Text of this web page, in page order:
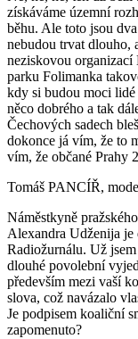
získáváme územní
běhu. Ale toto jsou
nebudou trvat dlouho,
neziskovou organizací
parku Folimanka
kdy si budou moci
něco dobrého a tak
Čechových sadech
dokonce já vím, že to
vím, že občané Prahy
Tomáš PANCÍŘ,
Náměstkyně
Alexandra Udženija je
Radiožurnálu. Už
dlouhé povolební
především mezi vaší
slova, což navázalo
Je podpisem koaliční
zapomenuto?